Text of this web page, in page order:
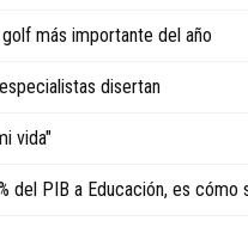
más importante del año
disertan
vida"
del PIB a Educación, es cómo